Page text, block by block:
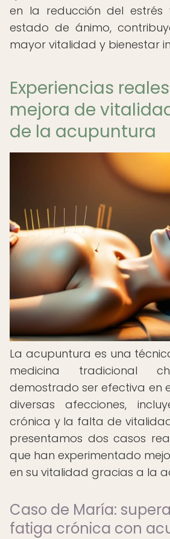
en la reducción del
estado de ánimo,
mayor vitalidad y bienestar
Experiencias
mejora de
de la acupuntura
La acupuntura es una
medicina tradicional
demostrado ser efectiva en
diversas afecciones,
crónica y la falta de
presentamos dos casos
que han experimentado
en su vitalidad gracias a la
Caso de María:
fatiga crónica con